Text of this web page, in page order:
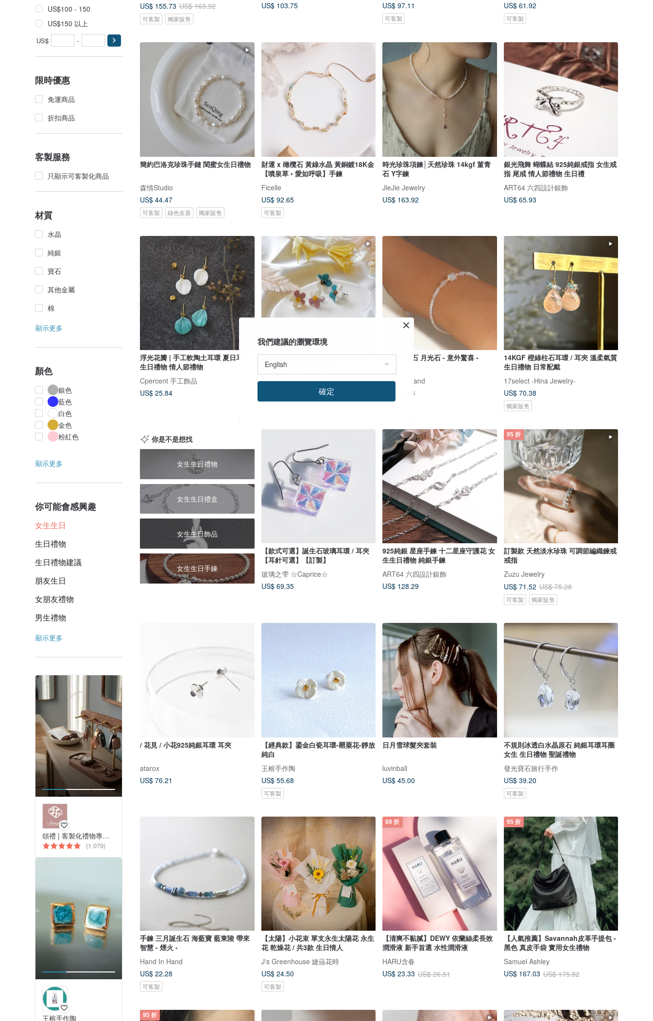
US$100 - 150
US$150 以上
US$ -
限時優惠
免運商品
折扣商品
客製服務
只顯示可客製化商品
材質
水晶
純銀
寶石
其他金屬
棉
顯示更多
顏色
銀色
藍色
白色
金色
粉紅色
顯示更多
你可能會感興趣
女生生日
生日禮物
生日禮物建議
朋友生日
女朋友禮物
男生禮物
顯示更多
頌禮 | 客製化禮物專門店
(1,079)
王榕手作陶
US$ 155.73 US$ 163.92
可客製 獨家販售
US$ 103.75
US$ 97.11
可客製
US$ 61.92
可客製
簡約巴洛克珍珠手鏈 閨蜜女生日禮物
森情Studio
US$ 44.47
可客製 綠色友善 獨家販售
財運 x 橄欖石 黃綠水晶 黃銅鍍18K金
【噴泉草 • 愛如呼吸】手鍊
Ficelle
US$ 92.65
可客製
時光珍珠項鍊│天然珍珠 14kgf 菫青
石 Y字鍊
JieJie Jewelry
US$ 163.92
銀光飛舞 蝴蝶結 925純銀戒指 女生戒
指 尾戒 情人節禮物 生日禮
ART64 六四設計銀飾
US$ 65.93
浮光花瓣 | 手工軟陶土耳環 夏日耳環
生日禮物 情人節禮物
Cpercent 手工飾品
US$ 25.84
森林裡的小花 | 花朵飾品 手工軟陶土
耳環 春天耳環 生日禮物
Cpercent 手工飾品
手鍊 蛋白石 月光石 - 意外驚喜 -
Hand In Hand
US$ 32.08
14KGF 橙綠柱石耳環 / 耳夾 溫柔氣質
生日禮物 日常配戴
17select -Hina Jewelry-
US$ 70.38
獨家販售
你是不是想找
女生生日禮物
女生生日禮盒
女生生日飾品
女生生日手鍊
【款式可選】誕生石玻璃耳環 / 耳夾
【耳針可選】【訂製】
玻璃之雫 ☆Caprice☆
US$ 69.35
925純銀 星座手鍊 十二星座守護花 女
生生日禮物 純銀手鍊
ART64 六四設計銀飾
US$ 128.29
95 折
訂製款 天然淡水珍珠 可調節編織鍊戒
戒指
Zuzu Jewelry
US$ 71.52 US$ 75.28
可客製 獨家販售
/ 花見 / 小花925純銀耳環 耳夾
atarox
US$ 76.21
【經典款】鎏金白瓷耳環-罌粟花-靜放
純白
王榕手作陶
US$ 55.68
可客製
日月雪球髮夾套裝
luvinball
US$ 45.00
不規則冰透白水晶原石 純銀耳環耳圈
女生 生日禮物 聖誕禮物
發光寶石旅行手作
US$ 39.20
可客製
手鍊 三月誕生石 海藍寶 藍東陵 帶來
智慧 - 煙火 -
Hand In Hand
US$ 22.28
可客製
【太陽】小花束 單支永生太陽花 永生
花 乾燥花 / 共3款 生日情人
J's Greenhouse 婕蕬花時
US$ 24.50
可客製
88 折
【清爽不黏膩】DEWY 依蘭絲柔長效
潤滑液 新手首選 水性潤滑液
HARU含春
US$ 23.33 US$ 26.51
95 折
【人氣推薦】Savannah皮革手提包 -
黑色 真皮手袋 實用女生禮物
Samuel Ashley
US$ 167.03 US$ 175.82
95 折
我們建議的瀏覽環境
確定